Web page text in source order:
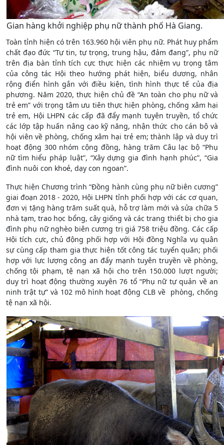
Gian hàng khởi nghiệp phụ nữ thành phố Hà Giang.
Toàn tỉnh hiện có trên 163.960 hội viên phụ nữ. Phát huy phẩm
chất đạo đức “Tự tin, tự trọng, trung hậu, đảm đang”, phụ nữ
trên địa bàn tỉnh tích cực thực hiện các nhiệm vụ trọng tâm
của công tác Hội theo hướng phát hiện, biểu dương, nhân
rộng điển hình gắn với điều kiện, tình hình thực tế của địa
phương. Năm 2020, thực hiện chủ đề “An toàn cho phụ nữ và
trẻ em” với trọng tâm ưu tiên thực hiện phòng, chống xâm hại
trẻ em, Hội LHPN các cấp đã đẩy mạnh tuyên truyền, tổ chức
các lớp tập huấn nâng cao kỹ năng, nhận thức cho cán bộ và
hội viên về phòng, chống xâm hại trẻ em; thành lập và duy trì
hoạt động 300 nhóm cộng đồng, hàng trăm Câu lạc bộ “Phụ
nữ tìm hiểu pháp luật”, “Xây dựng gia đình hạnh phúc”, “Gia
đình nuôi con khoẻ, dạy con ngoan”.
Thực hiện Chương trình “Đồng hành cùng phụ nữ biên cương”
giai đoạn 2018 - 2020, Hội LHPN tỉnh phối hợp với các cơ quan,
đơn vị tặng hàng trăm suất quà, hỗ trợ làm mới và sửa chữa 5
nhà tạm, trao học bổng, cây giống và các trang thiết bị cho gia
đình phụ nữ nghèo biên cương trị giá 758 triệu đồng. Các cấp
Hội tích cực, chủ động phối hợp với Hội đồng Nghĩa vụ quân
sự cùng cấp tham gia thực hiện tốt công tác tuyển quân; phối
hợp với lực lượng công an đẩy mạnh tuyên truyền về phòng,
chống tội phạm, tệ nạn xã hội cho trên 150.000 lượt người;
duy trì hoạt động thường xuyên 76 tổ “Phụ nữ tự quản về an
ninh trật tự” và 102 mô hình hoạt động CLB về phòng, chống
tệ nạn xã hội.